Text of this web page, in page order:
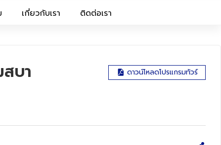
เกี่ยวกับเรา ติดต่อเรา
บา
ดาวน์โหลดโปรแกรมทัวร์